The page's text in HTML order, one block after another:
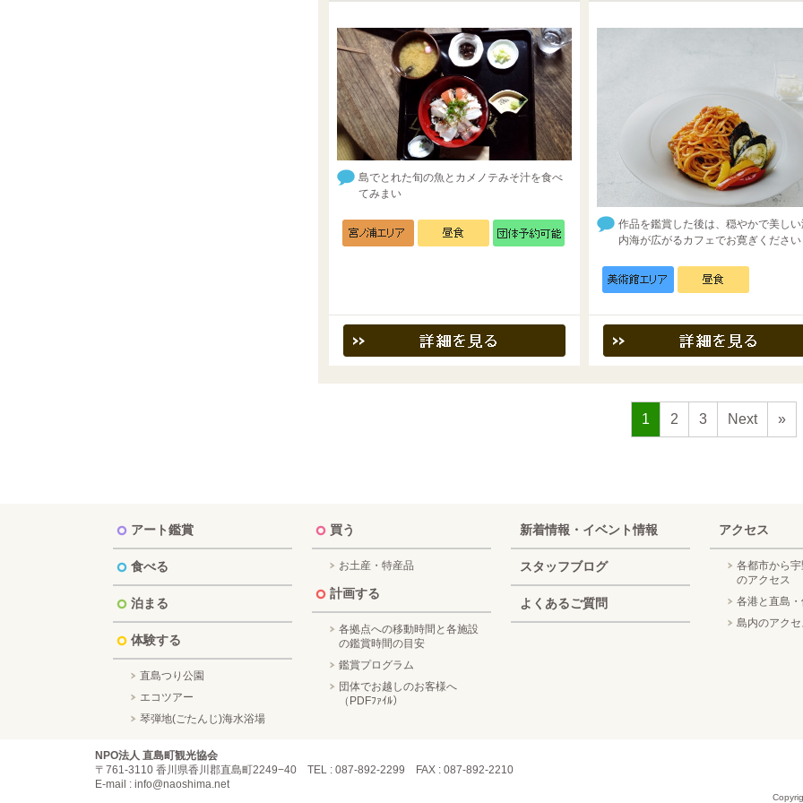
島でとれた旬の魚とカメノテみそ汁を食べ
てみまい
作品を鑑賞した後は、穏やかで美し
内海が広がるカフェでお寛ぎください
1 2 3 Next »
アート鑑賞
食べる
泊まる
体験する
直島つり公園
エコツアー
琴弾地(ごたんじ)海水浴場
買う
お土産・特産品
計画する
各拠点への移動時間と各施設
の鑑賞時間の目安
鑑賞プログラム
団体でお越しのお客様へ
（PDFﾌｧｲﾙ）
新着情報・イベント情報
スタッフブログ
よくあるご質問
アクセス
各都市から
のアクセス
各港と直島
島内のアク
NPO法人 直島町観光協会
〒761-3110 香川県香川郡直島町2249−40 TEL : 087-892-2299 FAX : 087-892-2210
E-mail : info@naoshima.net